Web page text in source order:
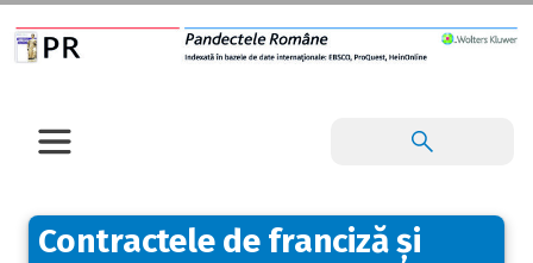
Contractele de franciză și